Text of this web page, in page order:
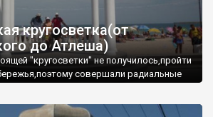
кругосветка(от
до Атлеша)
"кругосветки" не получилось,пройти
совершали радиальные